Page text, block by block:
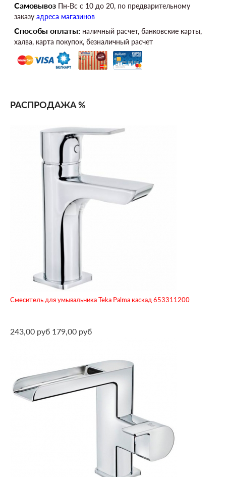
Самовывоз Пн-Вс c 10 до 20, по предварительному
заказу адреса магазинов
Способы оплаты: наличный расчет, банковские карты,
халва, карта покупок, безналичный расчет
РАСПРОДАЖА %
Смеситель для умывальника Teka Palma каскад 653311200
243,00 руб 179,00 руб